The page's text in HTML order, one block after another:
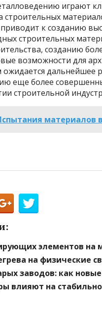
играют
строительных
к созданию
строительных
созданию
возможности для
дальнейшее
еще более
строительной
материалов
элементов на
на физические
заводов: как
влияют на